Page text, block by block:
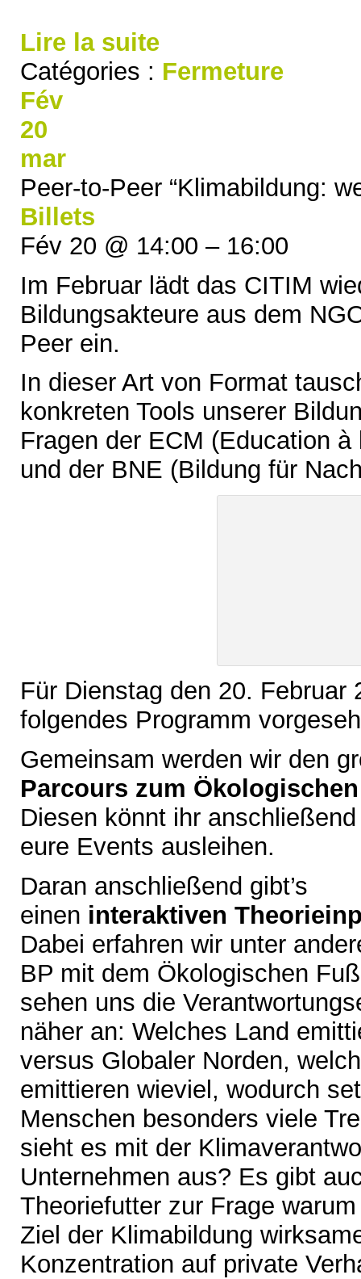
Lire la suite
Catégories : Fermeture
Fév
20
mar
Peer-to-Peer “Klimabildung:
Billets
Fév 20 @ 14:00 – 16:00
Im Februar lädt das CITIM
Bildungsakteure aus dem
Peer ein.
In dieser Art von Format
konkreten Tools unserer
Fragen der ECM (Education
und der BNE (Bildung für
Für Dienstag den 20. Februar
folgendes Programm
Gemeinsam werden wir den
Parcours zum
Diesen könnt ihr
eure Events ausleihen.
Daran anschließend gibt’s
einen interaktiven
Dabei erfahren wir unter
BP mit dem Ökologischen
sehen uns die
näher an: Welches Land
versus Globaler Norden,
emittieren wieviel, wodurch
Menschen besonders viele
sieht es mit der
Unternehmen aus? Es gibt
Theoriefutter zur Frage
Ziel der Klimabildung
Konzentration auf private